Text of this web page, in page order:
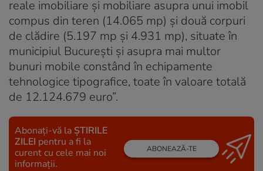
reale imobiliare şi mobiliare asupra unui imobil
compus din teren (14.065 mp) şi două corpuri
de clădire (5.197 mp şi 4.931 mp), situate în
municipiul Bucureşti şi asupra mai multor
bunuri mobile constând în echipamente
tehnologice tipografice, toate în valoare totală
de 12.124.679 euro”.
Abonați-vă la ȘTIRILE
ZILEI pentru a fi la
curent cu cele mai noi
informații.
ABONEAZĂ-TE